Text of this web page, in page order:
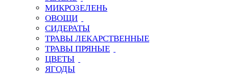
МИКРОЗЕЛЕНЬ
ОВОЩИ
СИДЕРАТЫ
ТРАВЫ ЛЕКАРСТВЕННЫЕ
ТРАВЫ ПРЯНЫЕ
ЦВЕТЫ
ЯГОДЫ